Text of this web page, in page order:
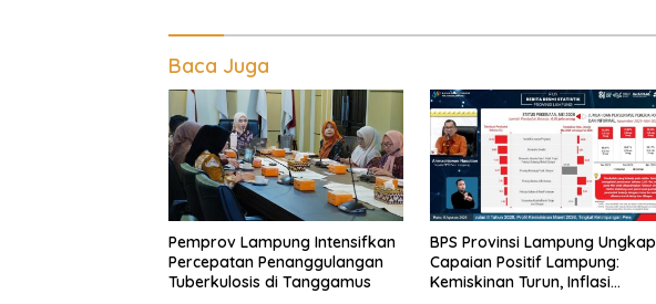
Baca Juga
Pemprov Lampung Intensifkan
Percepatan Penanggulangan
Tuberkulosis di Tanggamus
BPS Provinsi Lampung Ungkap
Capaian Positif Lampung:
Kemiskinan Turun, Inflasi